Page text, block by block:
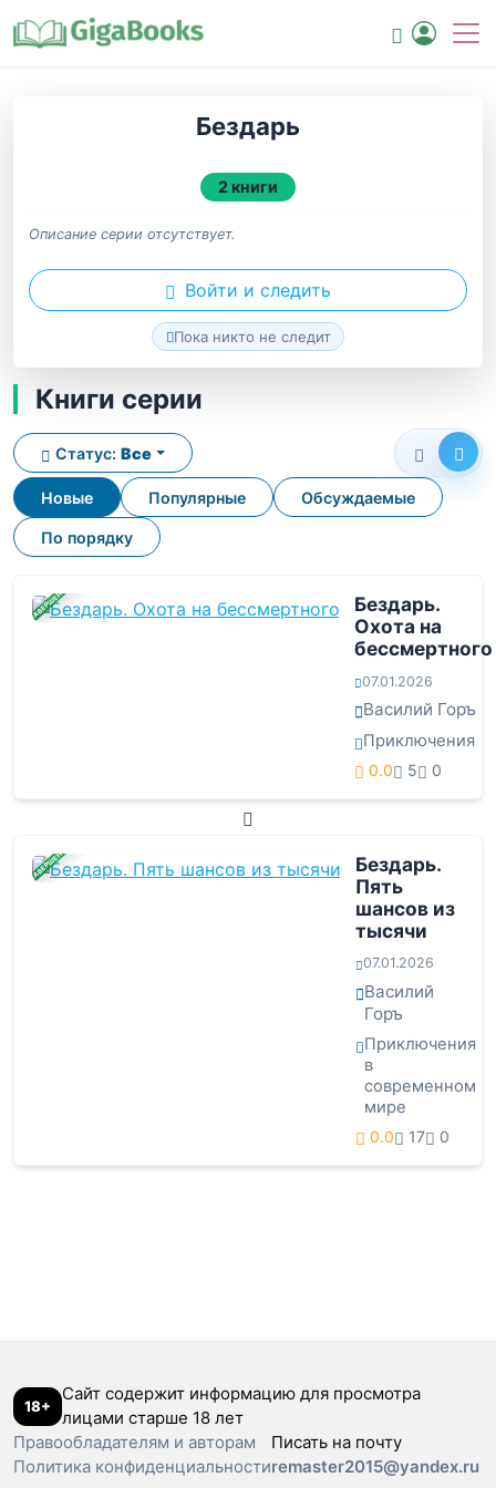
Бездарь
2 книги
Описание серии отсутствует.
Войти и следить
Пока никто не следит
Книги серии
Новые Популярные Обсуждаемые
По порядку
Статус: Все
ЗАВЕРШЕНА
Бездарь.
Охота на
бессмертного
07.01.2026
Василий Горъ
Приключения
0.0 5 0
ЗАВЕРШЕНА
Бездарь.
Пять
шансов из
тысячи
07.01.2026
Василий
Горъ
Приключения
в
современном
мире
0.0 17 0
18+
Сайт содержит информацию для просмотра
лицами старше 18 лет
Правообладателям и авторам
Политика конфиденциальности
Писать на почту
remaster2015@yandex.ru